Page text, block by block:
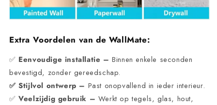
Extra Voordelen van de WallMate:
✅ Eenvoudige installatie – Binnen enkele seconden
bevestigd, zonder gereedschap.
✅ Stijlvol ontwerp – Past onopvallend in ieder interieur.
✅ Veelzijdig gebruik – Werkt op tegels, glas, hout,